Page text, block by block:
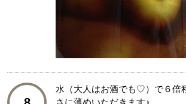
水（大人はお酒でも♡）で６倍
さに薄めいただきます♪